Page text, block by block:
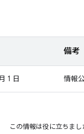
備考
1 日 情報
この情報は役に立ちまし